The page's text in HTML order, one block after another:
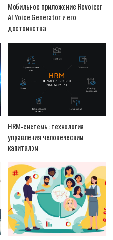
Мобильное приложение Revoicer
AI Voice Generator и его
достоинства
HRM-системы: технология
управления человеческим
капиталом